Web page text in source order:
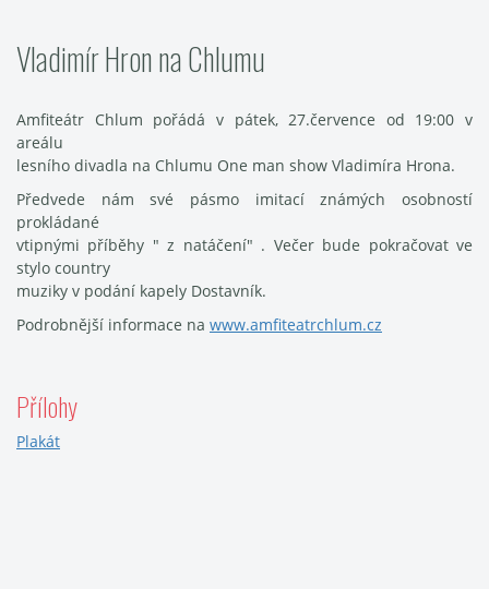
Vladimír Hron na Chlumu
Amfiteátr Chlum pořádá v pátek, 27.července od 19:00 v
areálu
lesního divadla na Chlumu One man show Vladimíra Hrona.
Předvede nám své pásmo imitací známých osobností
prokládané
vtipnými příběhy " z natáčení" . Večer bude pokračovat ve
stylo country
muziky v podání kapely Dostavník.
Podrobnější informace na www.amfiteatrchlum.cz
Přílohy
Plakát